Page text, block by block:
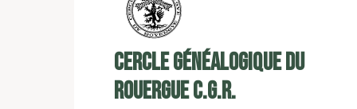
Cercle Généalogique du
Rouergue C.G.R.